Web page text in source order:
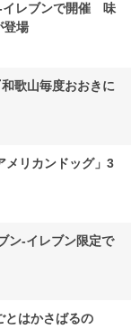
イレブンで開催 味
登場
歌山毎度おおきに
メリカンドッグ」3
‐イレブン限定で
とはかさばるの